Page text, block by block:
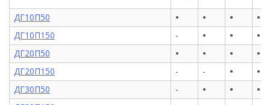
ДГ10П50 • • • •
ДГ10П150 - • • •
ДГ20П50 • • • •
ДГ20П150 - - • •
ДГ30П50 - • • •